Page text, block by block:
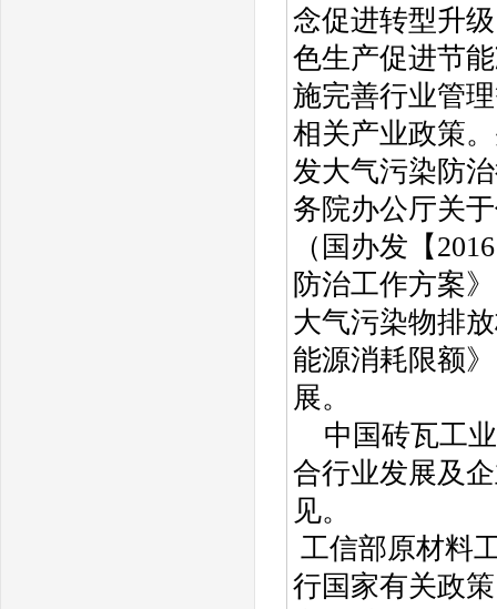
念促进转型升
色生产促进节
施完善行业管
相关产业政策
发大气污染防
务院办公厅关
（国办发【
防治工作方案
大气污染物排
能源消耗限额
展。
中国砖瓦工业
合行业发展及
见。
工信部原材料
行国家有关政